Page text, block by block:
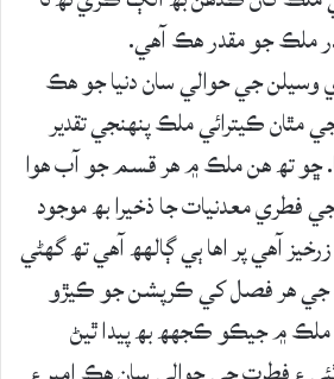
ملڪ جو مقدر ھڪ آھي.
وسيلن جي حوالي سان دنيا جو ھڪ
مٿان ڪيترائي ملڪ پنھنجي تقدير
ڇو تھ ھن ملڪ ۾ ھر قسم جو آب ھوا
معدنيات جا ذخيرا بھ موجود
آھي پر اھا ٻي ڳالھھ آھي تھ گھڻي
جي ھر فصل کي ڪرپشن جو ڪيڙو
۾ جيڪو ڪجھھ بھ پيدا ٿيڻ